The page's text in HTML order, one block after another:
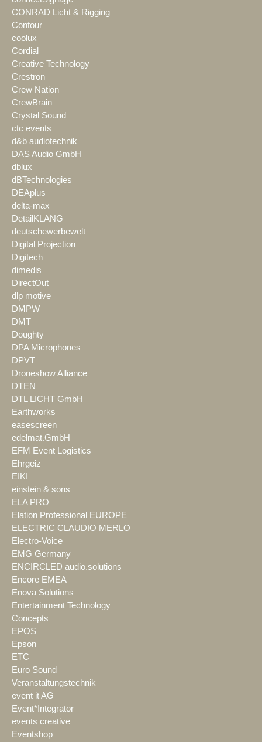
CONRAD Licht & Rigging
Contour
coolux
Cordial
Creative Technology
Crestron
Crew Nation
CrewBrain
Crystal Sound
ctc events
d&b audiotechnik
DAS Audio GmbH
dblux
dBTechnologies
DEAplus
delta-max
DetailKLANG
deutschewerbewelt
Digital Projection
Digitech
dimedis
DirectOut
dlp motive
DMPW
DMT
Doughty
DPA Microphones
DPVT
Droneshow Alliance
DTEN
DTL LICHT GmbH
Earthworks
easescreen
edelmat.GmbH
EFM Event Logistics
Ehrgeiz
EIKI
einstein & sons
ELA PRO
Elation Professional EUROPE
ELECTRIC CLAUDIO MERLO
Electro-Voice
EMG Germany
ENCIRCLED audio.solutions
Encore EMEA
Enova Solutions
Entertainment Technology
Concepts
EPOS
Epson
ETC
Euro Sound
Veranstaltungstechnik
event it AG
Event*Integrator
events creative
Eventshop